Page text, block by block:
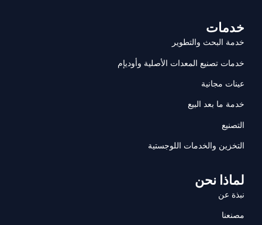
خدمات
خدمة البحث والتطوير
خدمات تصنيع المعدات الأصلية وأوديإم
عينات مجانية
خدمة ما بعد البيع
التصنيع
التخزين والخدمات اللوجستية
لماذا نحن
نبذة عن
مصنعنا